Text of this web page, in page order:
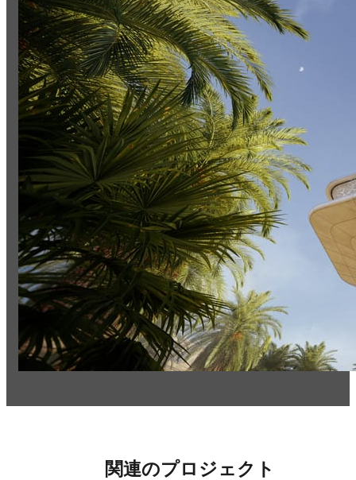
関連のプロジェクト